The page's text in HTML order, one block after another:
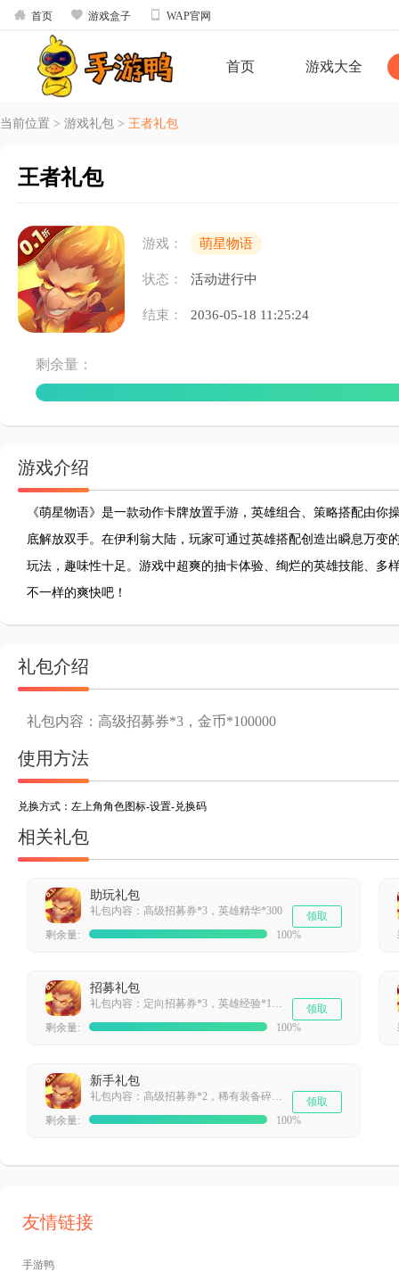
 首页  游戏盒子  WAP官网
首页 游戏大全
当前位置 > 游戏礼包 > 王者礼包
王者礼包
游戏： 萌星物语
状态： 活动进行中
结束： 2036-05-18 11:25:24
剩余量：
游戏介绍
《萌星物语》是一款动作卡牌放置手游，英雄组合、策略搭配由
底解放双手。在伊利翁大陆，玩家可通过英雄搭配创造出瞬息万变
玩法，趣味性十足。游戏中超爽的抽卡体验、绚烂的英雄技能、多
不一样的爽快吧！
礼包介绍
礼包内容：高级招募券*3，金币*100000
使用方法
兑换方式：左上角角色图标-设置-兑换码
相关礼包
助玩礼包
礼包内容：高级招募券*3，英雄精华*300
剩余量:
100%
领取
招募礼包
礼包内容：定向招募券*3，英雄经验*10000
剩余量:
100%
领取
新手礼包
礼包内容：高级招募券*2，稀有装备碎片*1800
剩余量:
100%
领取
友情链接
手游鸭